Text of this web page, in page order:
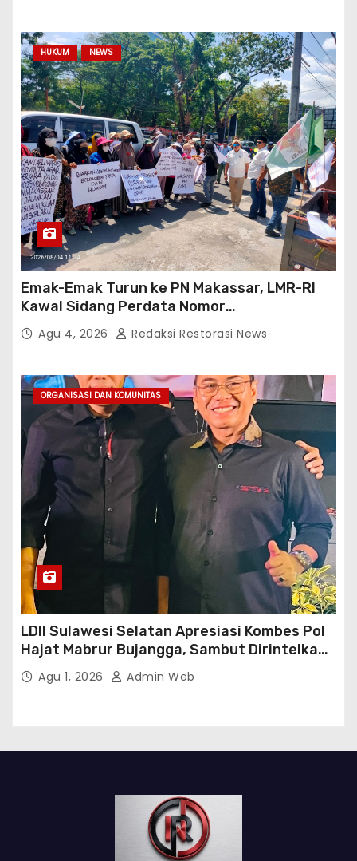
HUKUM NEWS
Emak-Emak Turun ke PN Makassar, LMR-RI
Kawal Sidang Perdata Nomor
254/Pdt.G/2026/PN Mks
Agu 4, 2026 Redaksi Restorasi News
ORGANISASI DAN KOMUNITAS
LDII Sulawesi Selatan Apresiasi Kombes Pol
Hajat Mabrur Bujangga, Sambut Dirintelkam
Baru Kombes Pol Dulfi Muis
Agu 1, 2026 Admin Web